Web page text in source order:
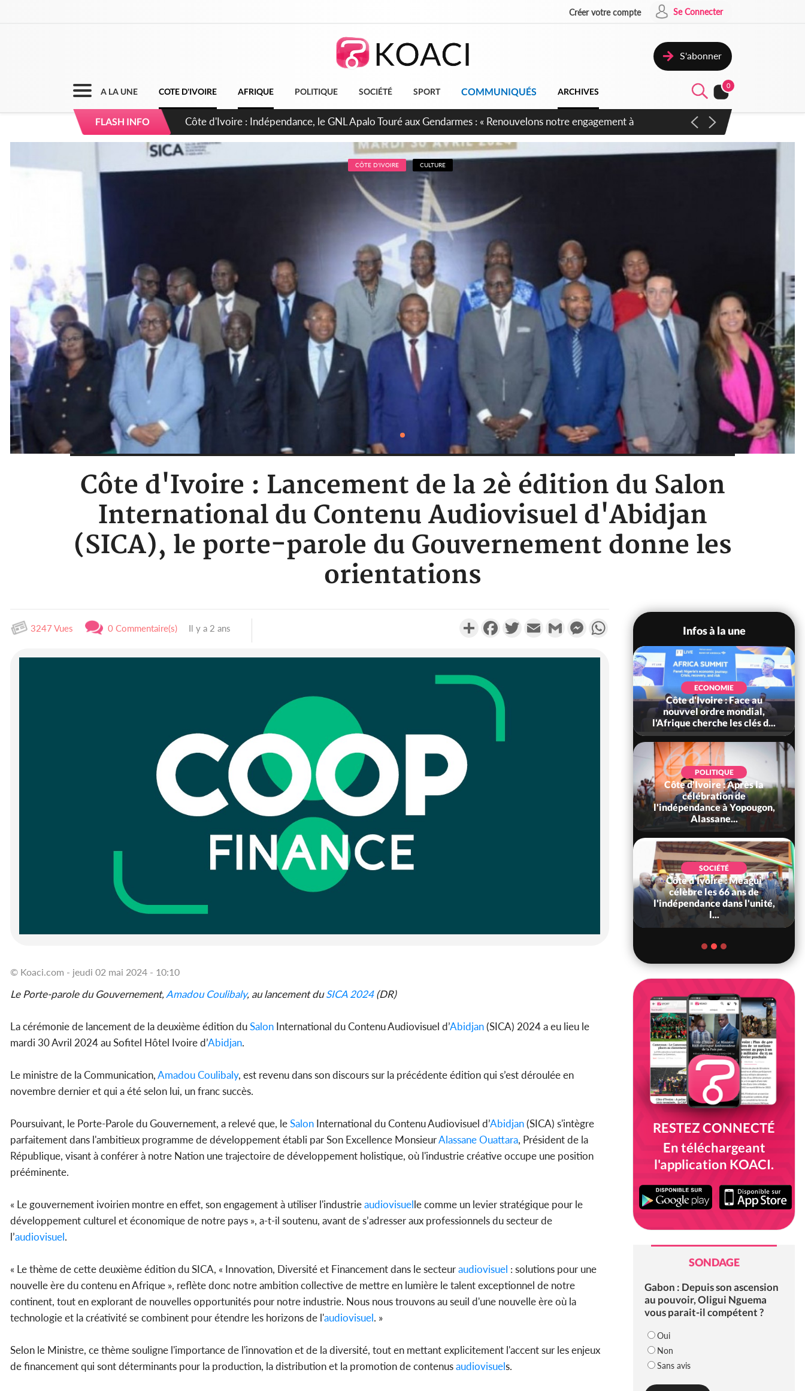
Créer votre compte Se Connecter
S'abonner
A LA UNE COTE D'IVOIRE AFRIQUE POLITIQUE SOCIÉTÉ SPORT COMMUNIQUÉS ARCHIVES
0
FLASH INFO
Sierra Leone : Un projet de réforme constitutionnelle en gestation, points clés des amendements, un exclu
d'avance
CÔTE D'IVOIRE CULTURE
Côte d'Ivoire : Lancement de la 2è édition du Salon
International du Contenu Audiovisuel d'Abidjan
(SICA), le porte-parole du Gouvernement donne les
orientations
3247 Vues 0 Commentaire(s) Il y a 2 ans PartagerFacebookTwitterEmail Gmail MessengerWhatsApp
© Koaci.com - jeudi 02 mai 2024 - 10:10
Le Porte-parole du Gouvernement,Amadou Coulibaly, au lancement duSICA 2024(DR)
La cérémonie de lancement de la deuxième édition duSalon International du Contenu Audiovisuel d’Abidjan(SICA) 2024 a eu lieu le
mardi 30 Avril 2024 au Sofitel Hôtel Ivoire d’Abidjan.
Le ministre de la Communication,Amadou Coulibaly, est revenu dans son discours sur la précédente édition qui s’est déroulée en
novembre dernier et qui a été selon lui, un franc succès.
Poursuivant, le Porte-Parole du Gouvernement, a relevé que, leSalon International du Contenu Audiovisuel d’Abidjan(SICA) s'intègre
parfaitement dans l'ambitieux programme de développement établi par Son Excellence MonsieurAlassane Ouattara, Président de la
République, visant à conférer à notre Nation une trajectoire de développement holistique, où l'industrie créative occupe une position
prééminente.
« Le gouvernement ivoirien montre en effet, son engagement à utiliser l'industrieaudiovisuelle comme un levier stratégique pour le
développement culturel et économique de notre pays », a-t-il soutenu, avant de s’adresser aux professionnels du secteur de
l’audiovisuel.
« Le thème de cette deuxième édition du SICA, « Innovation, Diversité et Financement dans le secteuraudiovisuel : solutions pour une
nouvelle ère du contenu en Afrique », reflète donc notre ambition collective de mettre en lumière le talent exceptionnel de notre
continent, tout en explorant de nouvelles opportunités pour notre industrie. Nous nous trouvons au seuil d'une nouvelle ère où la
technologie et la créativité se combinent pour étendre les horizons de l'audiovisuel. »
Selon le Ministre, ce thème souligne l'importance de l'innovation et de la diversité, tout en mettant explicitement l'accent sur les enjeux
de financement qui sont déterminants pour la production, la distribution et la promotion de contenusaudiovisuels.
Infos à la une
résiduels de cacao, des
sociétés coopératives et
ECONOMIE
Côte d'Ivoire : Face au
nouvvel ordre mondial,
l'Afrique cherche les clés d...
POLITIQUE
Côte d'Ivoire : Après la
célébration de
l'indépendance à Yopougon,
Alassane...
SOCIÉTÉ
Côte d'Ivoire : Méagui
célèbre les 66 ans de
l'indépendance dans l'unité,
l...
RESTEZ CONNECTÉ
En téléchargeant
l'application KOACI.
SONDAGE
Gabon : Depuis son ascension
au pouvoir, Oligui Nguema
vous parait-il compétent ?
Oui
Non
Sans avis